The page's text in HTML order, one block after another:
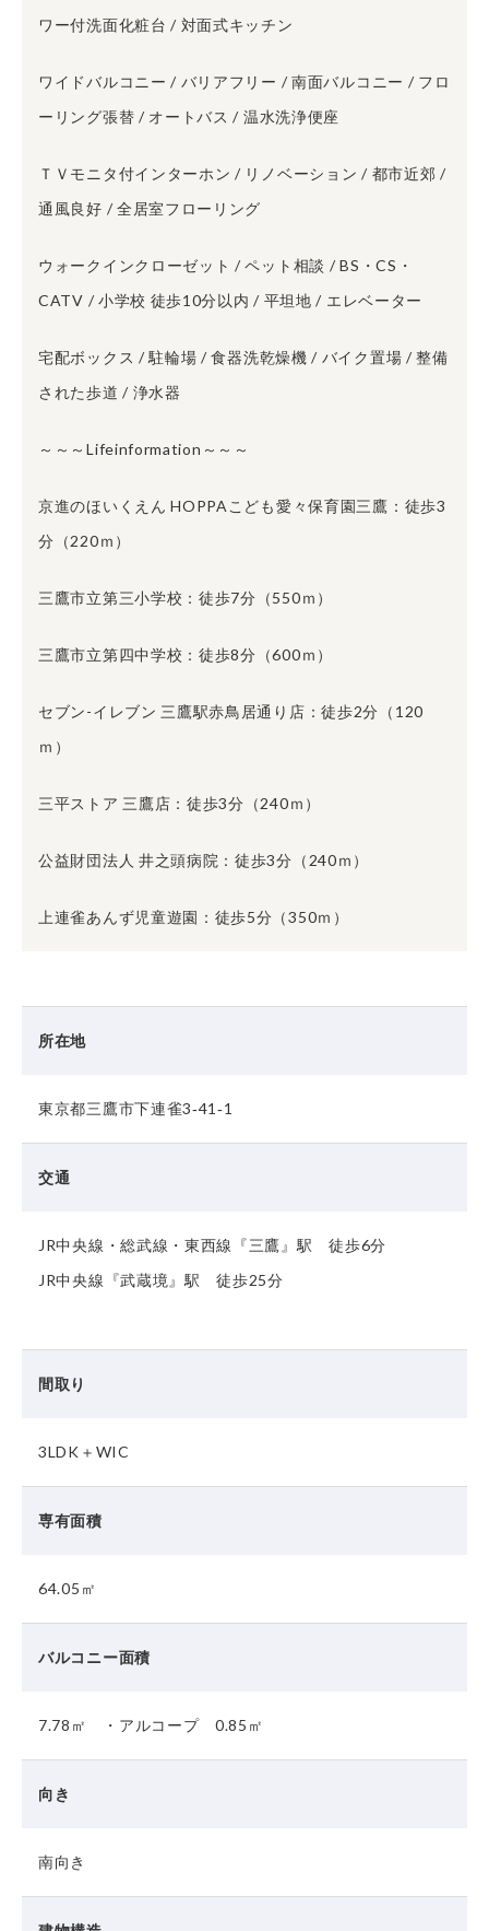
ワー付洗面化粧台 / 対面式キッチン
ワイドバルコニー / バリアフリー / 南面バルコニー / フロ
ーリング張替 / オートバス / 温水洗浄便座
ＴＶモニタ付インターホン / リノベーション / 都市近郊 /
通風良好 / 全居室フローリング
ウォークインクローゼット / ペット相談 / BS・CS・
CATV / 小学校 徒歩10分以内 / 平坦地 / エレベーター
宅配ボックス / 駐輪場 / 食器洗乾燥機 / バイク置場 / 整備
された歩道 / 浄水器
～～～Lifeinformation～～～
京進のほいくえん HOPPAこども愛々保育園三鷹：徒歩3
分（220ｍ）
三鷹市立第三小学校：徒歩7分（550ｍ）
三鷹市立第四中学校：徒歩8分（600ｍ）
セブン-イレブン 三鷹駅赤鳥居通り店：徒歩2分（120
ｍ）
三平ストア 三鷹店：徒歩3分（240ｍ）
公益財団法人 井之頭病院：徒歩3分（240ｍ）
上連雀あんず児童遊園：徒歩5分（350ｍ）
所在地
東京都三鷹市下連雀3‐41‐1
交通
JR中央線・総武線・東西線『三鷹』駅 徒歩6分
JR中央線『武蔵境』駅 徒歩25分
間取り
3LDK＋WIC
専有面積
64.05㎡
バルコニー面積
7.78㎡ ・アルコープ 0.85㎡
向き
南向き